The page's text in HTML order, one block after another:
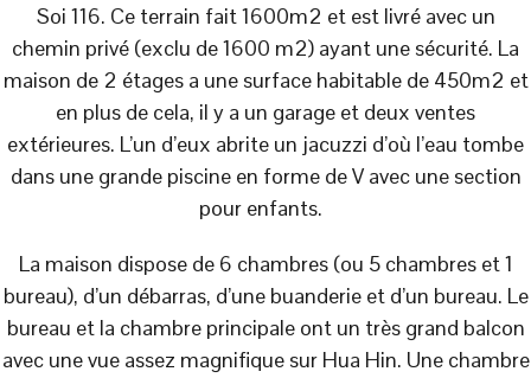
Soi 116. Ce terrain fait 1600m2 et est livré avec un
chemin privé (exclu de 1600 m2) ayant une sécurité. La
maison de 2 étages a une surface habitable de 450m2 et
en plus de cela, il y a un garage et deux ventes
extérieures. L’un d’eux abrite un jacuzzi d’où l’eau tombe
dans une grande piscine en forme de V avec une section
pour enfants.
La maison dispose de 6 chambres (ou 5 chambres et 1
bureau), d’un débarras, d’une buanderie et d’un bureau. Le
bureau et la chambre principale ont un très grand balcon
avec une vue assez magnifique sur Hua Hin. Une chambre